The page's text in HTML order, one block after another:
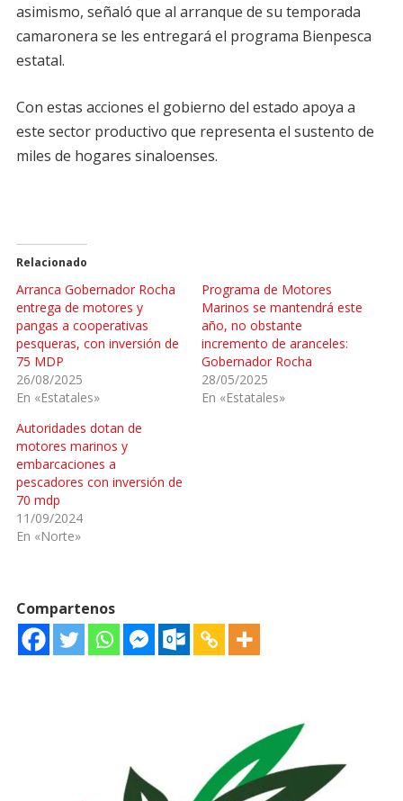
asimismo, señaló que al arranque de su temporada
camaronera se les entregará el programa Bienpesca
estatal.
Con estas acciones el gobierno del estado apoya a
este sector productivo que representa el sustento de
miles de hogares sinaloenses.
Relacionado
Arranca Gobernador Rocha
entrega de motores y
pangas a cooperativas
pesqueras, con inversión de
75 MDP
26/08/2025
En «Estatales»
Programa de Motores
Marinos se mantendrá este
año, no obstante
incremento de aranceles:
Gobernador Rocha
28/05/2025
En «Estatales»
Autoridades dotan de
motores marinos y
embarcaciones a
pescadores con inversión de
70 mdp
11/09/2024
En «Norte»
Compartenos